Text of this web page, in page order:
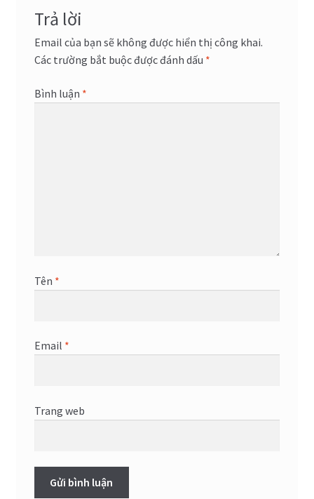
Trả lời
Email của bạn sẽ không được hiển thị công khai.
Các trường bắt buộc được đánh dấu *
Bình luận *
Tên *
Email *
Trang web